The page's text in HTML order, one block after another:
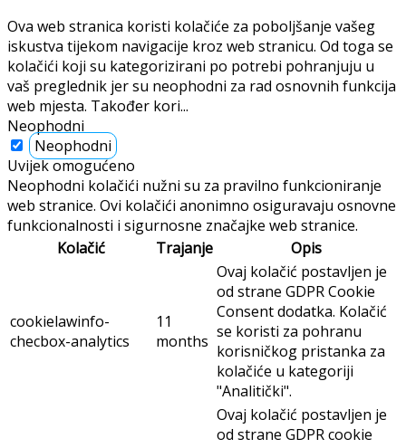
Ova web stranica koristi kolačiće za poboljšanje vašeg
iskustva tijekom navigacije kroz web stranicu. Od toga se
kolačići koji su kategorizirani po potrebi pohranjuju u
vaš preglednik jer su neophodni za rad osnovnih funkcija
web mjesta. Također kori...
Neophodni
Neophodni
Uvijek omogućeno
Neophodni kolačići nužni su za pravilno funkcioniranje
web stranice. Ovi kolačići anonimno osiguravaju osnovne
funkcionalnosti i sigurnosne značajke web stranice.
Kolačić
Trajanje Opis
cookielawinfo-
checbox-analytics
11
months
Ovaj kolačić postavljen je
od strane GDPR Cookie
Consent dodatka. Kolačić
se koristi za pohranu
korisničkog pristanka za
kolačiće u kategoriji
"Analitički".
Ovaj kolačić postavljen je
od strane GDPR cookie